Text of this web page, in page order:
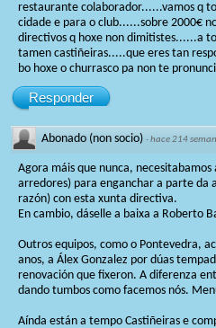
restaurante colaborador......vamos q
cidade e para o club......sobre 2000€
directivos q hoxe non dimitistes......a
tamen castiñeiras.....que eres tan
bo hoxe o churrasco pa non te
Responder
Abonado (non socio) ·hace 214
Agora máis que nunca, necesitabamos
arredores) para enganchar a parte da
razón) con esta xunta directiva.
En cambio, dáselle a baixa a Roberto
Outros equipos, como o Pontevedra,
anos, a Álex Gonzalez por dúas
renovación que fixeron. A diferenza
dando tumbos como facemos nós.
Aínda están a tempo Castiñeiras e